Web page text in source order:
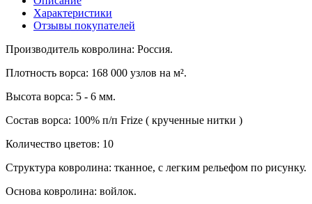
Характеристики
Отзывы покупателей
Производитель ковролина: Россия.
Плотность ворса: 168 000 узлов на м².
Высота ворса: 5 - 6 мм.
Состав ворса: 100% п/п Frize ( крученные нитки )
Количество цветов: 10
Структура ковролина: тканное, с легким рельефом по рисунку.
Основа ковролина: войлок.